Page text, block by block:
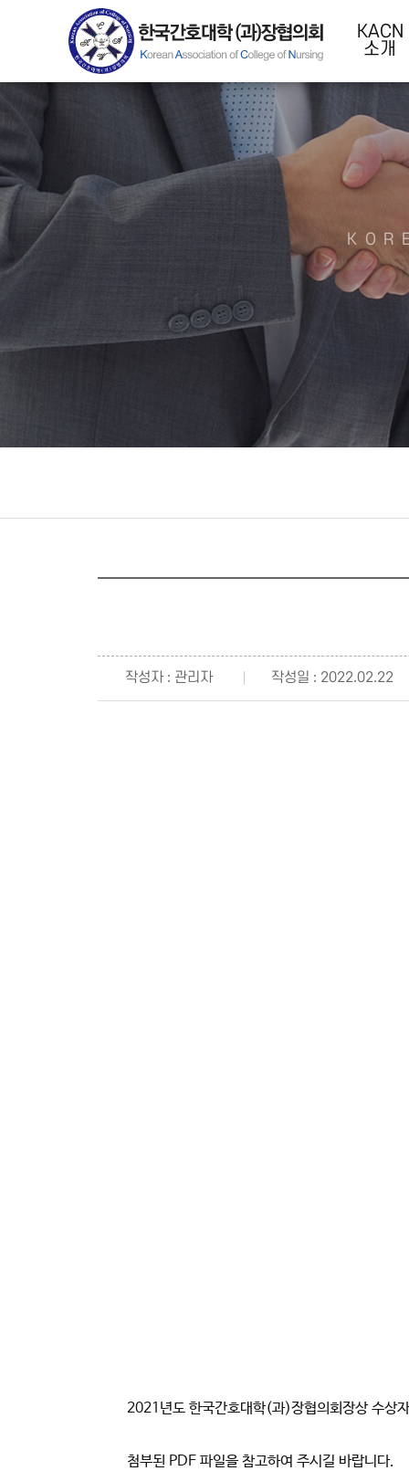
KACN
소개
작성자 : 관리자 작성일 : 2022.02.22
2021년도 한국간호대학(과)장협의회장상 수상
첨부된 PDF 파일을 참고하여 주시길 바랍니다.